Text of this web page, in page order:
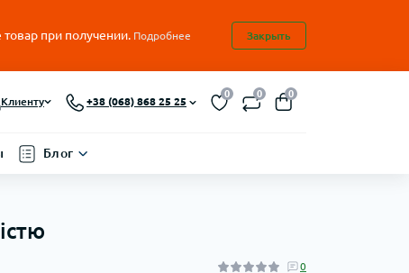
при получении. Подробнее Закрыть
Клиенту +38 (068) 868 25 25
0 0 0
Блог
0